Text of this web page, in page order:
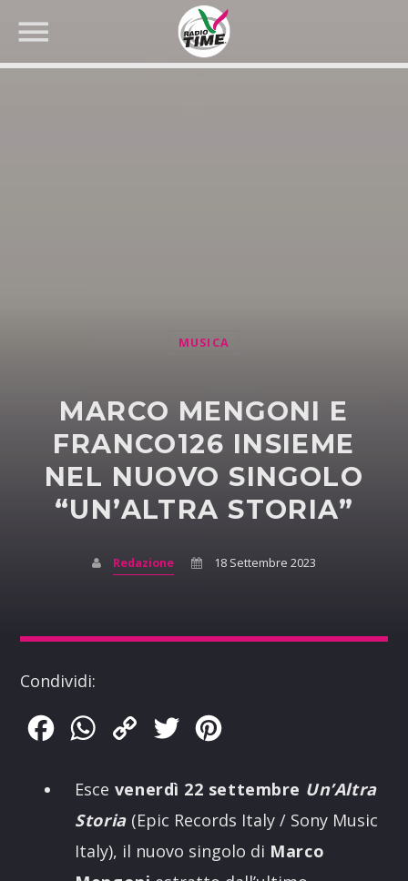
MUSICA
MARCO MENGONI E
FRANCO126 INSIEME
NEL NUOVO SINGOLO
“UN’ALTRA STORIA”
Redazione 18 Settembre 2023
Condividi:
FacebookWhatsApp
Copy
Twitter
Esce venerdì 22 settembre Un’Altra
Storia (Epic Records Italy / Sony Music
Italy), il nuovo singolo di Marco